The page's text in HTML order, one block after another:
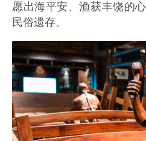
愿出海平安、渔获丰饶的
民俗遗存。